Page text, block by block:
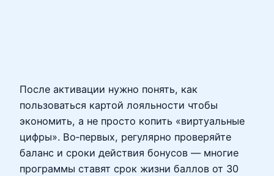
После активации нужно понять, как
пользоваться картой лояльности чтобы
экономить, а не просто копить «виртуальные
цифры». Во‑первых, регулярно проверяйте
баланс и сроки действия бонусов — многие
программы ставят срок жизни баллов от 30